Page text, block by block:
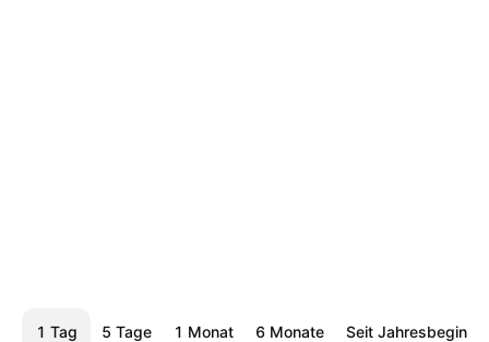
1 Tag
5 Tage
1 Monat
6 Monate
Seit Jahresbeginn